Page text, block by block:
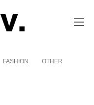
FASHION OTHER